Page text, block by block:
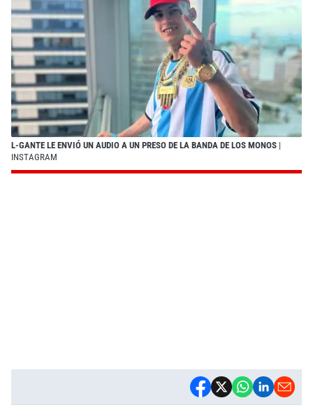
L-GANTE LE ENVIÓ UN AUDIO A UN PRESO DE LA BANDA DE LOS MONOS |
INSTAGRAM